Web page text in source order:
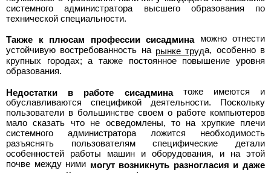
системного администратора высшего образования по
технической специальности.
Также к плюсам профессии сисадмина можно отнести
устойчивую востребованность на рынке труда, особенно в
крупных городах; а также постоянное повышение уровня
образования.
Недостатки в работе сисадминатоже имеются и
обуславливаются спецификой деятельности. Поскольку
пользователи в большинстве своем о работе компьютеров
мало сказать что не осведомлены, то на хрупкие плечи
системного администратора ложится необходимость
разъяснять пользователям специфические детали
особенностей работы машин и оборудования, и на этой
почве между ними могут возникнуть разногласия и даже